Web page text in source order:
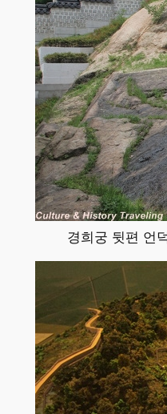
경희궁 뒷편 언